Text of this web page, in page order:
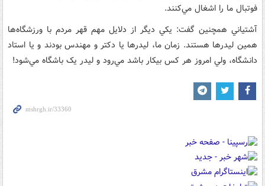
فوتبال ما را اشغال مي‌کنند.
آشتياني همچنين گفت: يکي ديگر از دلايل مهم قهر مردم با ورزشگاه‌ها
همين ليدرها هستند. زمان ما، ليدرها يا دکتر و مهندس بودند و يا استاد
دانشگاه، ولي امروز هر کس بيکار باشد مي‌رود و ليدر يک باشگاه مي‌شود!